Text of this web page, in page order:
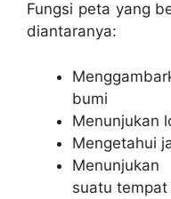
Fungsi peta yang
diantaranya:
bumi
Menunjukan
Mengetahui
suatu tempat